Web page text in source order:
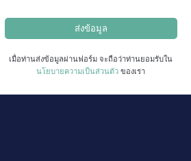
เมื่อท่านส่งข้อมูลผ่านฟอร์ม จะถือว่าท่านยอมรับใน
นโยบายความเป็นส่วนตัว ของเรา